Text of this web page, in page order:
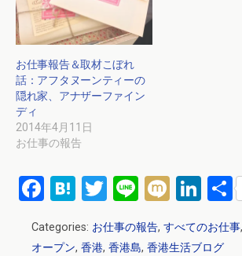
お仕事報告＆取材こぼれ
話：アフタヌーンティーの
隠れ家、アナザーファイン
ディ
2014年4月11日
お仕事の報告
F
ce
H
e
T
wi
tt
Li
n
e
M Li
ke
共
有
Categories: お仕事の報告, すべてのお仕事,
オープン, 香港, 香港島, 香港生活ブログ